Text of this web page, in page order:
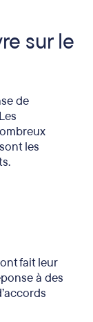
sur le
de
les
fait leur
à des